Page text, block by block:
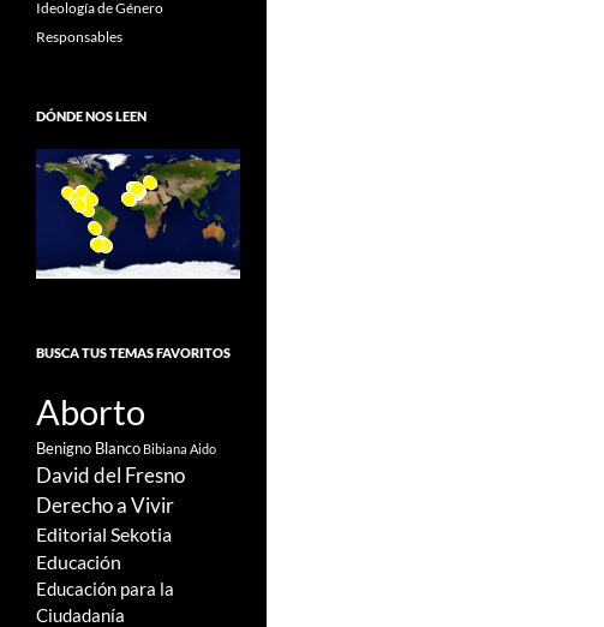
Ideología de Género
Responsables
DÓNDE NOS LEEN
BUSCA TUS TEMAS FAVORITOS
Aborto
Benigno Blanco Bibiana Aido
David del Fresno
Derecho a Vivir
Editorial Sekotia
Educación
Educación para la
Ciudadanía